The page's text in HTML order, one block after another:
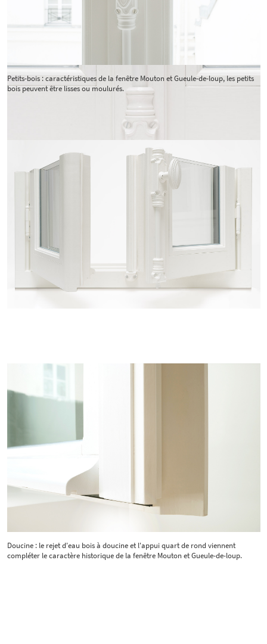
Crémones : les menuiseries Mouton et Gueule-de-loup sont équipées de
crémones fonctionnelles en fonte, posées en applique.
Petits-bois : caractéristiques de la fenêtre Mouton et Gueule-de-loup, les petits
bois peuvent être lisses ou moulurés.
Doucine : le rejet d'eau bois à doucine et l'appui quart de rond viennent
compléter le caractère historique de la fenêtre Mouton et Gueule-de-loup.